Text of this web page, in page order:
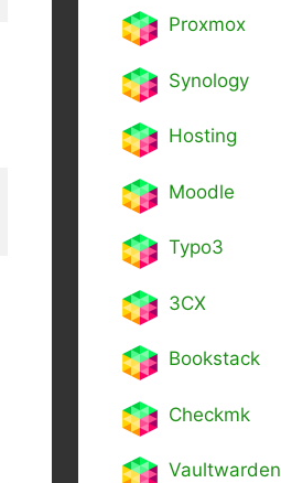
Proxmox
Synology
Hosting
Moodle
Typo3
3CX
Bookstack
Checkmk
Vaultwarden